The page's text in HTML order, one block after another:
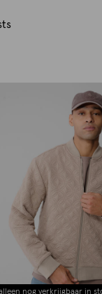
nog verkrijgbaar in